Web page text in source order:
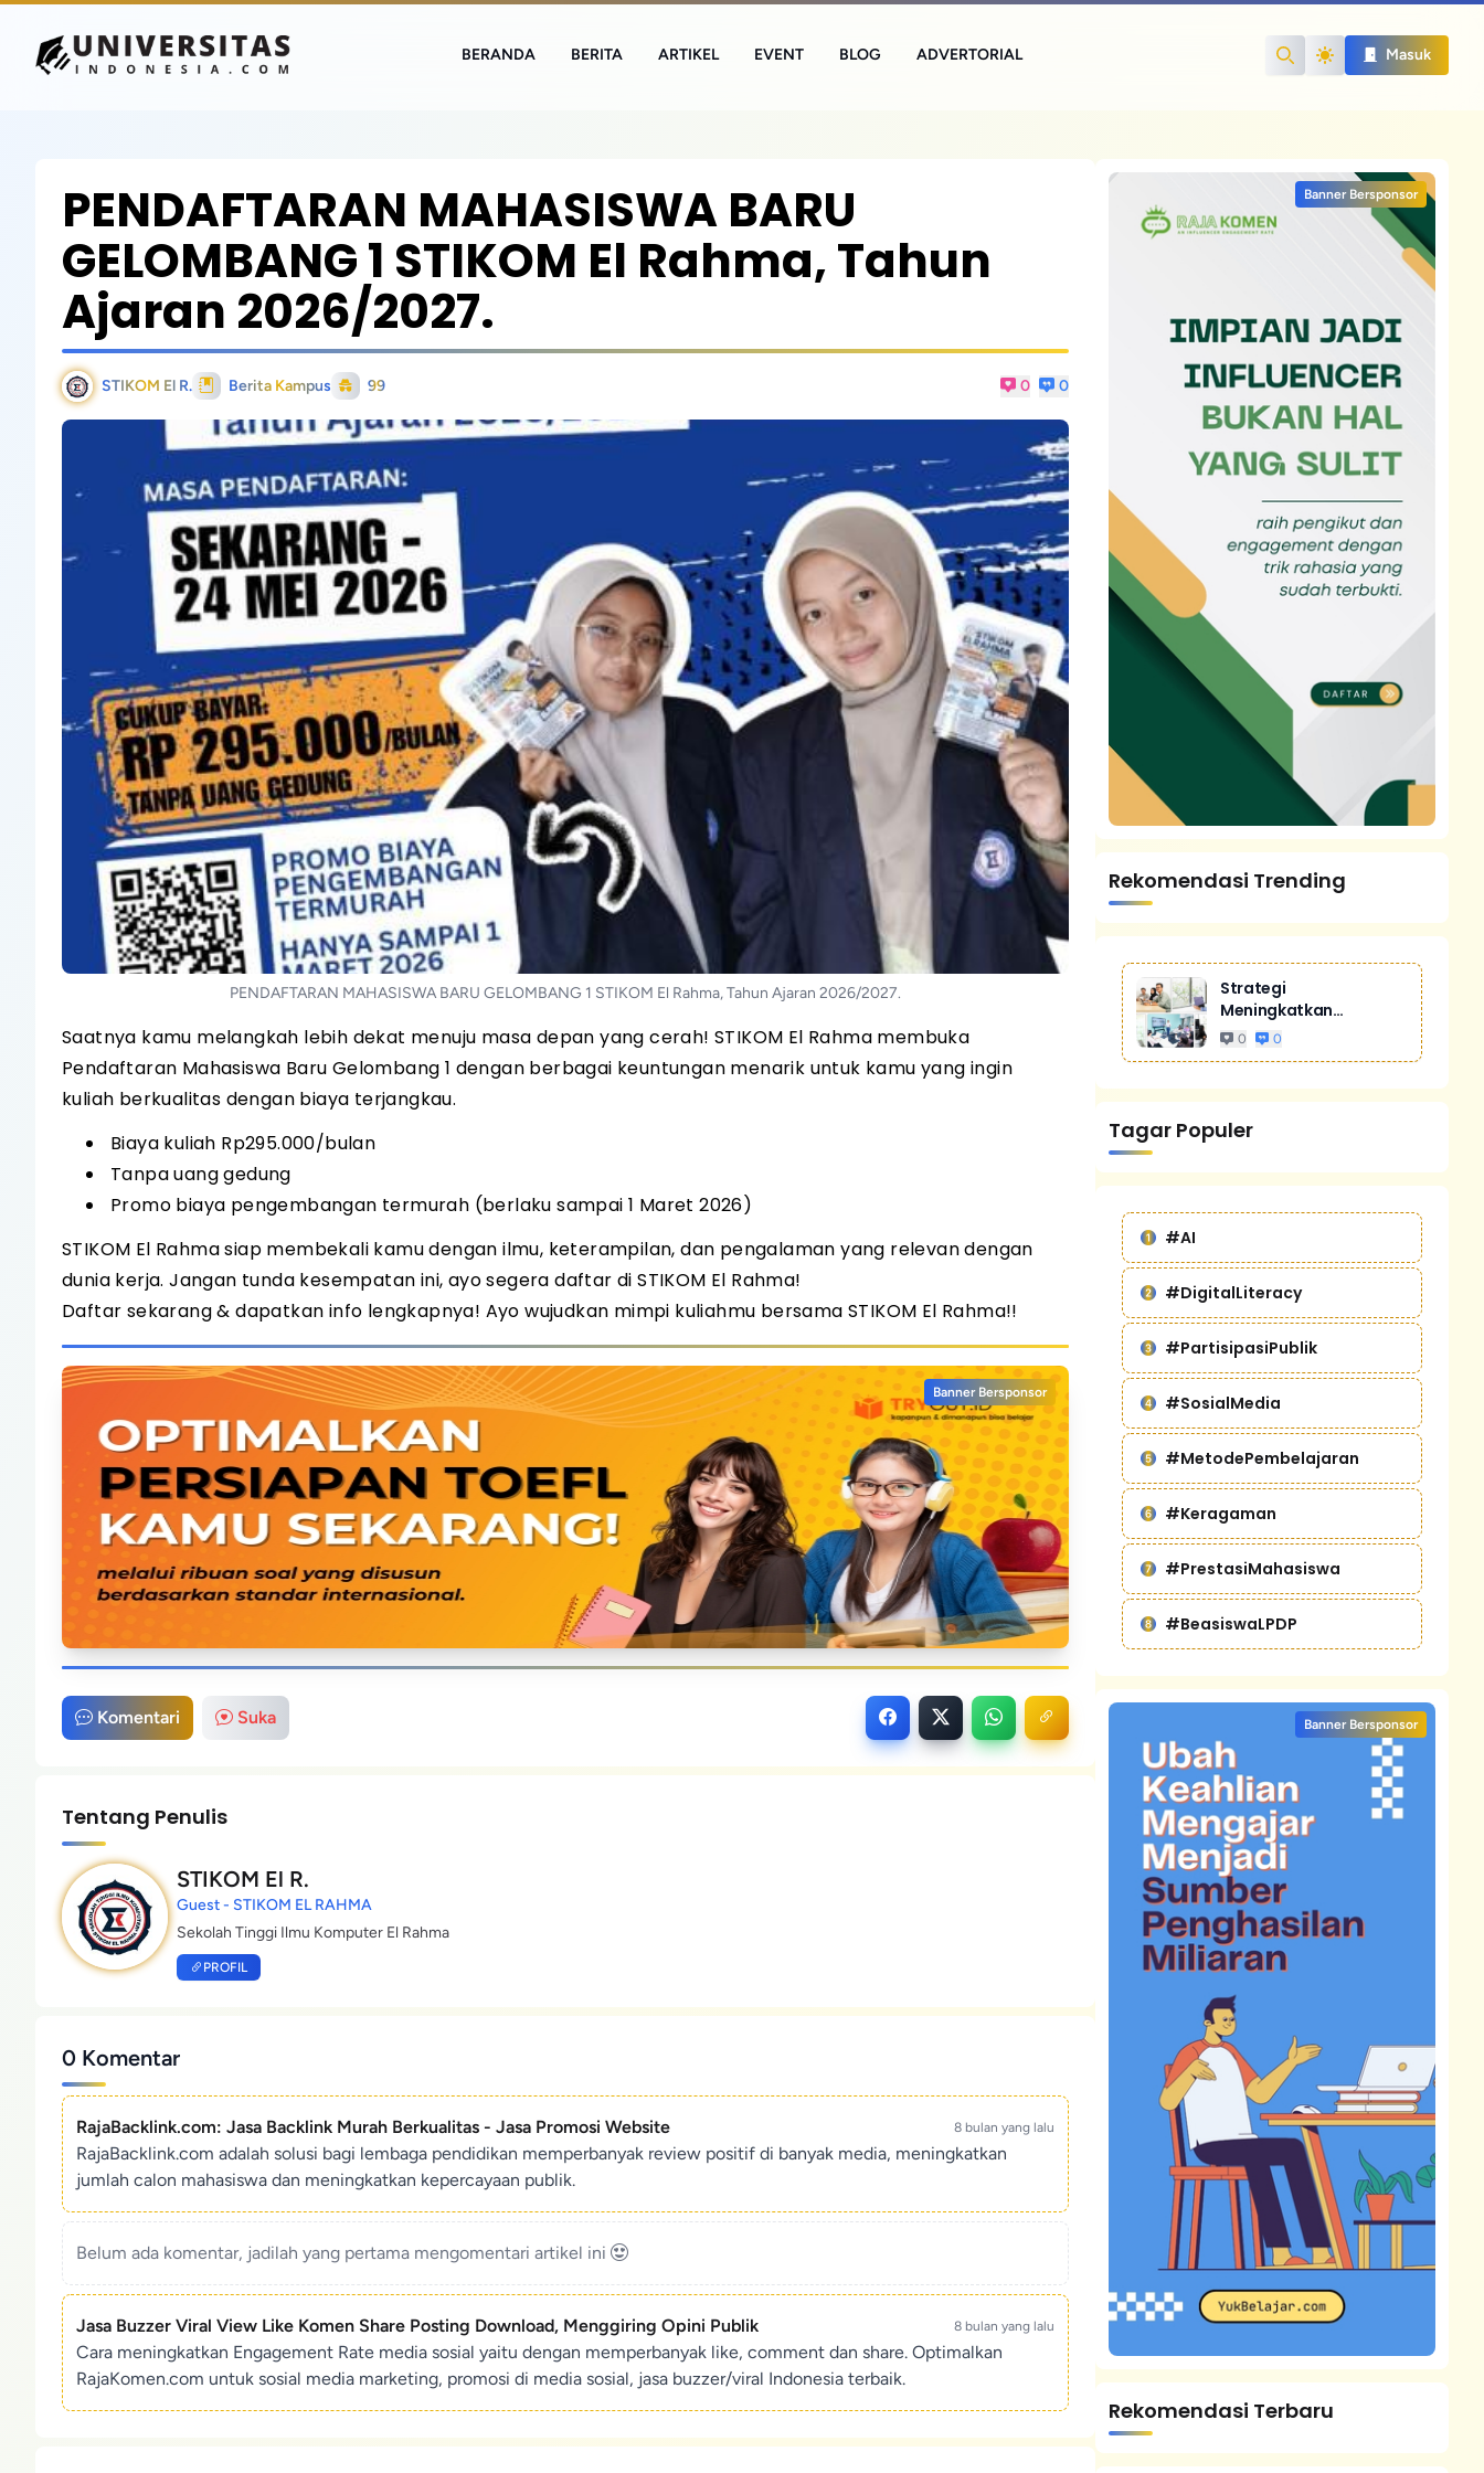
Search
Masuk
BERANDA BERITA ARTIKEL EVENT BLOG ADVERTORIAL
PENDAFTARAN MAHASISWA BARU
GELOMBANG 1 STIKOM El Rahma, Tahun
Ajaran 2026/2027.
STIKOM El R. Berita Kampus 99 0 0
PENDAFTARAN MAHASISWA BARU GELOMBANG 1 STIKOM El Rahma, Tahun Ajaran 2026/2027.
Saatnya kamu melangkah lebih dekat menuju masa depan yang cerah! STIKOM El Rahma membuka
Pendaftaran Mahasiswa Baru Gelombang 1 dengan berbagai keuntungan menarik untuk kamu yang ingin
kuliah berkualitas dengan biaya terjangkau.
Biaya kuliah Rp295.000/bulan
Tanpa uang gedung
Promo biaya pengembangan termurah (berlaku sampai 1 Maret 2026)
STIKOM El Rahma siap membekali kamu dengan ilmu, keterampilan, dan pengalaman yang relevan dengan
dunia kerja. Jangan tunda kesempatan ini, ayo segera daftar di STIKOM El Rahma!
Daftar sekarang & dapatkan info lengkapnya! Ayo wujudkan mimpi kuliahmu bersama STIKOM El Rahma!!
Banner Bersponsor
Komentari Suka
Tentang Penulis
STIKOM El R.
Guest - STIKOM EL RAHMA
Sekolah Tinggi Ilmu Komputer El Rahma
PROFIL
0 Komentar
RajaBacklink.com: Jasa Backlink Murah Berkualitas - Jasa Promosi Website 8 bulan yang lalu
RajaBacklink.com adalah solusi bagi lembaga pendidikan memperbanyak review positif di banyak media, meningkatkan
jumlah calon mahasiswa dan meningkatkan kepercayaan publik.
Belum ada komentar, jadilah yang pertama mengomentari artikel ini
Jasa Buzzer Viral View Like Komen Share Posting Download, Menggiring Opini Publik 8 bulan yang lalu
Cara meningkatkan Engagement Rate media sosial yaitu dengan memperbanyak like, comment dan share. Optimalkan
RajaKomen.com untuk sosial media marketing, promosi di media sosial, jasa buzzer/viral Indonesia terbaik.
Banner Bersponsor
Rekomendasi Trending
Strategi
Meningkatkan
Penjualan Melalui
0 0
Tagar Populer
#AI
#DigitalLiteracy
#PartisipasiPublik
#SosialMedia
#MetodePembelajaran
#Keragaman
#PrestasiMahasiswa
#BeasiswaLPDP
Banner Bersponsor
Rekomendasi Terbaru